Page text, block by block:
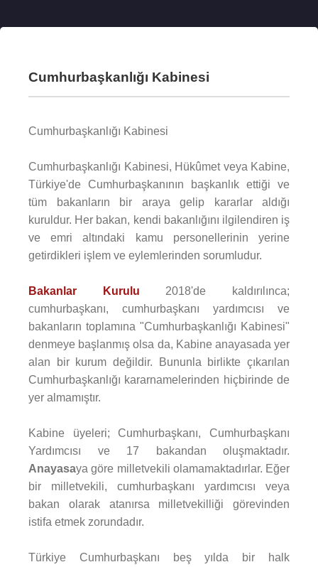
Cumhurbaşkanlığı Kabinesi
Cumhurbaşkanlığı Kabinesi
Cumhurbaşkanlığı Kabinesi, Hükûmet veya Kabine,
Türkiye'de Cumhurbaşkanının başkanlık ettiği ve
tüm bakanların bir araya gelip kararlar aldığı
kuruldur. Her bakan, kendi bakanlığını ilgilendiren iş
ve emri altındaki kamu personellerinin yerine
getirdikleri işlem ve eylemlerinden sorumludur.
Bakanlar Kurulu 2018'de kaldırılınca;
cumhurbaşkanı, cumhurbaşkanı yardımcısı ve
bakanların toplamına "Cumhurbaşkanlığı Kabinesi"
denmeye başlanmış olsa da, Kabine anayasada yer
alan bir kurum değildir. Bununla birlikte çıkarılan
Cumhurbaşkanlığı kararnamelerinden hiçbirinde de
yer almamıştır.
Kabine üyeleri; Cumhurbaşkanı, Cumhurbaşkanı
Yardımcısı ve 17 bakandan oluşmaktadır.
Anayasaya göre milletvekili olamamaktadırlar. Eğer
bir milletvekili, cumhurbaşkanı yardımcısı veya
bakan olarak atanırsa milletvekilliği görevinden
istifa etmek zorundadır.
Türkiye Cumhurbaşkanı beş yılda bir halk